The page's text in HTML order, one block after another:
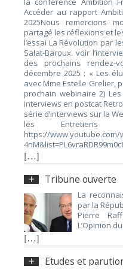
Accéder au rapport
2025Nous remercions
partagé les réflexions et
l’essai La Révolution par
Salat-Baroux. voir
des prochains rendez-
décembre 2025 : « Les
avec Mme Estelle Grelier,
prochain webinaire 2)
interviews en postcat
série d’interviews sur la
les Entretiens
https://www.youtube.com/
[…]
Tribune ouverte
La
par la
Pierre
L’Opinion
[…]
Etudes et